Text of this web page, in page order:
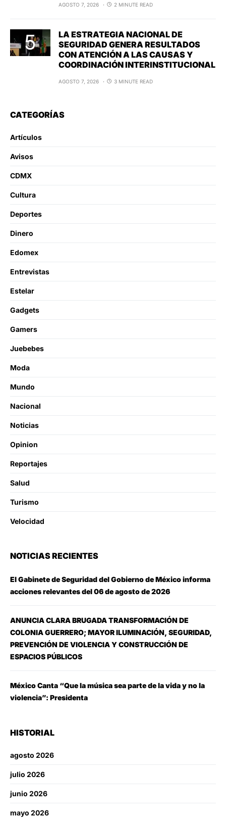
AGOSTO 7, 2026 2 MINUTE READ
LA ESTRATEGIA NACIONAL DE
SEGURIDAD GENERA RESULTADOS
CON ATENCIÓN A LAS CAUSAS Y
COORDINACIÓN INTERINSTITUCIONAL
AGOSTO 7, 2026 3 MINUTE READ
CATEGORÍAS
Artículos
Avisos
CDMX
Cultura
Deportes
Dinero
Edomex
Entrevistas
Estelar
Gadgets
Gamers
Juebebes
Moda
Mundo
Nacional
Noticias
Opinion
Reportajes
Salud
Turismo
Velocidad
NOTICIAS RECIENTES
El Gabinete de Seguridad del Gobierno de México informa
acciones relevantes del 06 de agosto de 2026
ANUNCIA CLARA BRUGADA TRANSFORMACIÓN DE
COLONIA GUERRERO; MAYOR ILUMINACIÓN, SEGURIDAD,
PREVENCIÓN DE VIOLENCIA Y CONSTRUCCIÓN DE
ESPACIOS PÚBLICOS
México Canta “Que la música sea parte de la vida y no la
violencia”: Presidenta
HISTORIAL
agosto 2026
julio 2026
junio 2026
mayo 2026